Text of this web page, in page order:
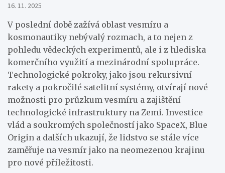
16. 11. 2025
V poslední době zažívá oblast vesmíru a
kosmonautiky nebývalý rozmach, a to nejen z
pohledu vědeckých experimentů, ale i z hlediska
komerčního využití a mezinárodní spolupráce.
Technologické pokroky, jako jsou rekursivní
rakety a pokročilé satelitní systémy, otvírají nové
možnosti pro průzkum vesmíru a zajištění
technologické infrastruktury na Zemi. Investice
vlád a soukromých společností jako SpaceX, Blue
Origin a dalších ukazují, že lidstvo se stále více
zaměřuje na vesmír jako na neomezenou krajinu
pro nové příležitosti.